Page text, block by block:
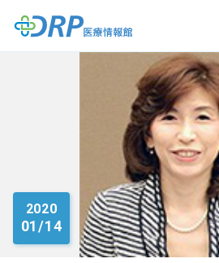
最新の注目記事
栄養健康レシピ
医療系学生記事
2020
01/14